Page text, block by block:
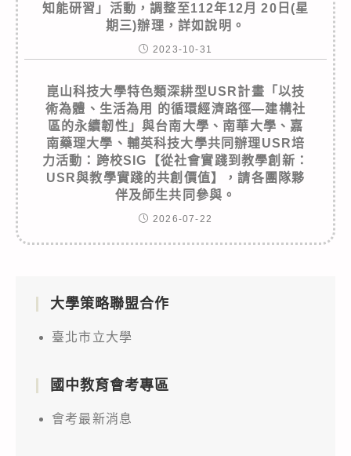
知能研習」活動，調整至112年12月 20日(星
期三)辦理，詳如說明。
2023-10-31
崑山科技大學特色類深耕型USR計畫「以技
術為體、生活為用 的循環經濟路徑—建構社
區的永續韌性」與台南大學、南華大學、嘉
南藥理大學、輔英科技大學共同辦理USR培
力活動：跨校SIG【從社會實踐到教學創新：
USR與教學實踐的共創價值】，請各團隊夥
伴及師生共同參與。
2026-07-22
大學策略聯盟合作
臺北市立大學
國中教育會考專區
會考最新消息